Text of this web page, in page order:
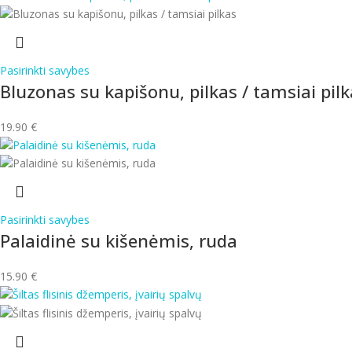
Pasirinkti savybes
Bluzonas su kapišonu, pilkas / tamsiai
19.90 €
Pasirinkti savybes
Palaidinė su kišenėmis, ruda
15.90 €